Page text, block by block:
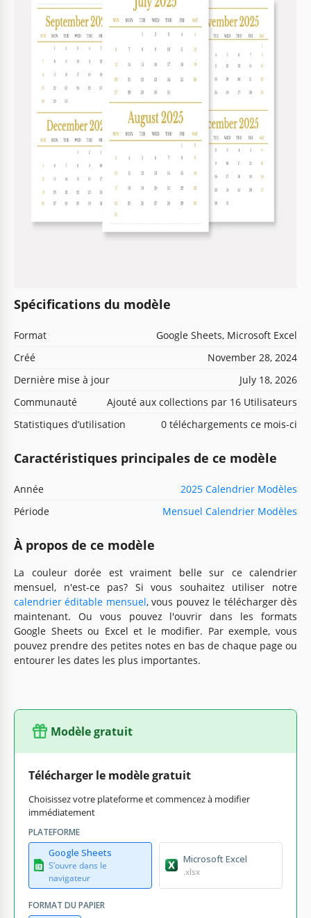
Spécifications du modèle
Format
Google Sheets, Microsoft Excel
Créé
November 28, 2024
Dernière mise à jour
July 18, 2026
Communauté
Ajouté aux collections par 16 Utilisateurs
Statistiques d’utilisation
0 téléchargements ce mois-ci
Caractéristiques principales de ce modèle
Année
2025 Calendrier Modèles
Période
Mensuel Calendrier Modèles
À propos de ce modèle
La couleur dorée est vraiment belle sur ce calendrier
mensuel, n'est-ce pas? Si vous souhaitez utiliser notre
calendrier éditable mensuel, vous pouvez le télécharger dès
maintenant. Ou vous pouvez l'ouvrir dans les formats
Google Sheets ou Excel et le modifier. Par exemple, vous
pouvez prendre des petites notes en bas de chaque page ou
entourer les dates les plus importantes.
Modèle gratuit
Télécharger le modèle gratuit
Choisissez votre plateforme et commencez à modifier
immédiatement
PLATEFORME
Google Sheets
S’ouvre dans le
navigateur
Microsoft Excel
.xlsx
FORMAT DU PAPIER